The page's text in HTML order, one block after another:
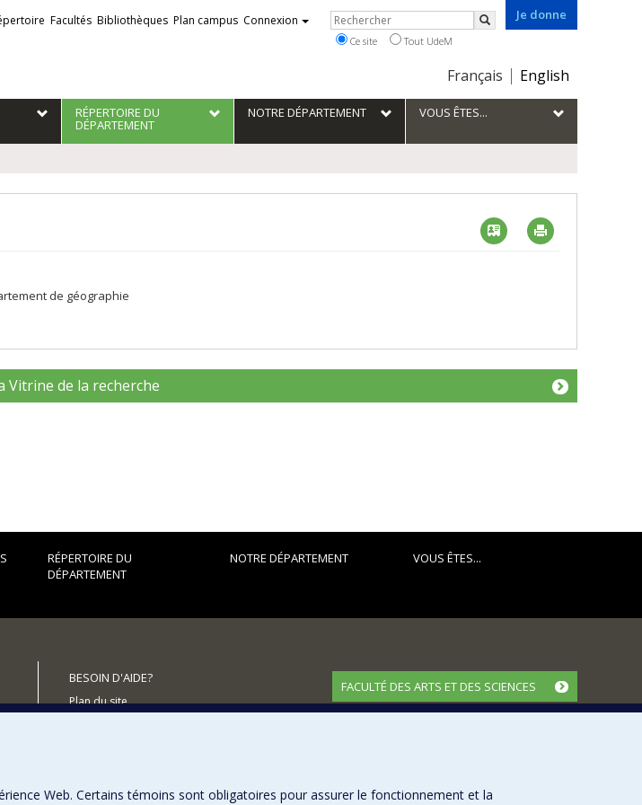
Je donne
Choix
la
langue
Français English
Facultés Bibliothèques Plan campus Connexion Rechercher
Rechercher
Ce site Tout UdeM
RÉPERTOIRE DU
DÉPARTEMENT
NOTRE DÉPARTEMENT VOUS ÊTES...
Vcard
de géographie
Vitrine de la recherche
RÉPERTOIRE DU
DÉPARTEMENT
NOTRE DÉPARTEMENT VOUS ÊTES...
BESOIN D'AIDE?
Plan du site
FACULTÉ DES ARTS ET DES SCIENCES
Web. Certains témoins sont obligatoires pour assurer le fonctionnement et la